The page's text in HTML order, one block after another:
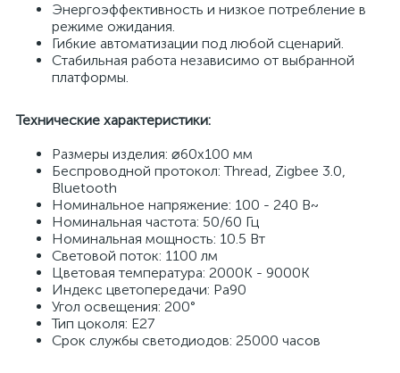
Энергоэффективность и низкое потребление в
режиме ожидания.
Гибкие автоматизации под любой сценарий.
Стабильная работа независимо от выбранной
платформы.
Технические характеристики:
Размеры изделия: ⌀60х100 мм
Беспроводной протокол: Thread, Zigbee 3.0,
Bluetooth
Номинальное напряжение: 100 - 240 В~
Номинальная частота: 50/60 Гц
Номинальная мощность: 10.5 Вт
Световой поток: 1100 лм
Цветовая температура: 2000K - 9000K
Индекс цветопередачи: Ра90
Угол освещения: 200°
Тип цоколя: E27
Срок службы светодиодов: 25000 часов